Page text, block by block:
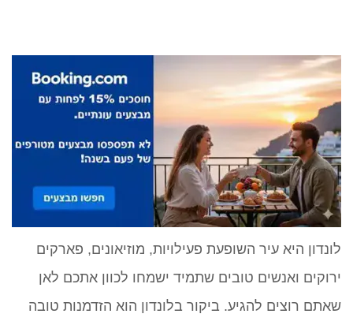
לונדון היא עיר השופעת פעילויות, מוזיאונים, פארקים
ירוקים ואנשים טובים שתמיד ישמחו לכוון אתכם לאן
שאתם רוצים להגיע. ביקור בלונדון הוא הזדמנות טובה